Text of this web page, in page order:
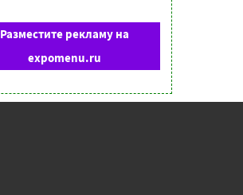
Разместите рекламу на
expomenu.ru